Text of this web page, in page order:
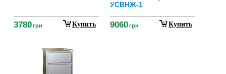
3780грн Купить
УСВНЖ-1
9060грн Купить